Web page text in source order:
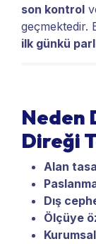
son kontrol
geçmektedir.
ilk günkü
Neden
Direği
Alan
Dış
Ölçüye